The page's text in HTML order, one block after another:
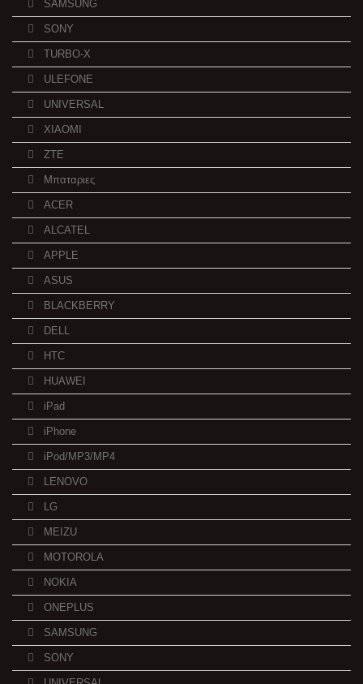
SAMSUNG
SONY
TURBO-X
ULEFONE
UNIVERSAL
XIAOMI
ZTE
Μπαταριες
ACER
ALCATEL
APPLE
ASUS
BLACKBERRY
DELL
HTC
HUAWEI
iPad
iPhone
iPod/MP3/MP4
LENOVO
LG
MEIZU
MOTOROLA
NOKIA
ONEPLUS
SAMSUNG
SONY